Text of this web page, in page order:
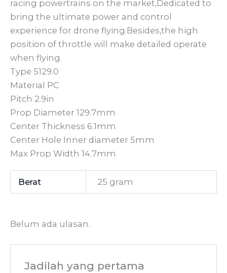
racing powertrains on the market,Dedicated to
bring the ultimate power and control
experience for drone flying.Besides,the high
position of throttle will make detailed operate
when flying.
Type 5129.0
Material PC
Pitch 2.9in
Prop Diameter 129.7mm
Center Thickness 6.1mm
Center Hole Inner diameter 5mm
Max Prop Width 14.7mm
Berat 25 gram
Belum ada ulasan.
Jadilah yang pertama